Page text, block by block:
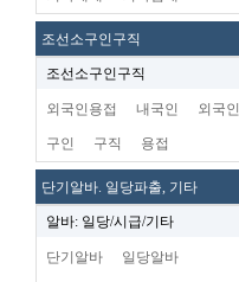
조선소구인구직
조선소구인구직
외국인용접 내국인 외국인
구인 구직 용접
단기알바. 일당파출, 기타
알바: 일당/시급/기타
단기알바 일당알바